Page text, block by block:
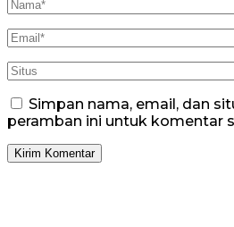
Simpan nama, email, dan
peramban ini untuk komentar